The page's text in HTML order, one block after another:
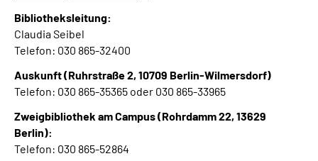
Bibliotheksleitung:
Claudia Seibel
Telefon: 030 865-32400
Auskunft (Ruhrstraße 2, 10709 Berlin-Wilmersdorf)
Telefon: 030 865-35365 oder 030 865-33965
Zweigbibliothek am Campus (Rohrdamm 22, 13629
Berlin):
Telefon: 030 865-52864